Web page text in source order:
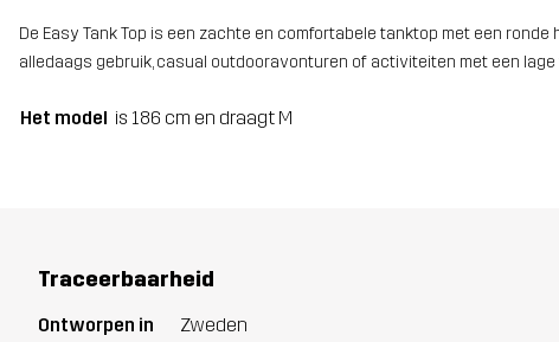
De Easy Tank Top is een zachte en comfortabele tanktop met een
alledaags gebruik, casual outdooravonturen of activiteiten met een
Het model is 186 cm en draagt M
Traceerbaarheid
Ontworpen in Zweden